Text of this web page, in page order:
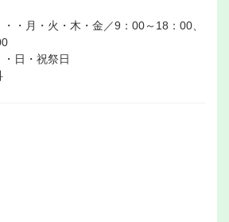
・月・火・木・金／9：00～18：00、
日・祝祭日